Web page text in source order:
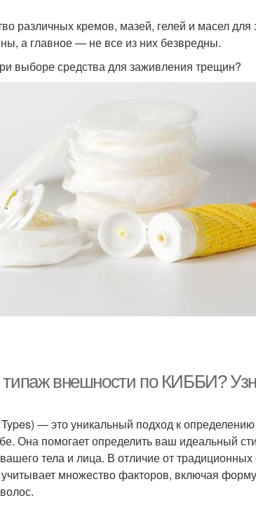
различных кремов, мазей, гелей и масел
а главное — не все из них безвредны.
выборе средства для заживления трещин?
внешности по КИББИ?
— это уникальный подход к
Она помогает определить ваш идеальный
тела и лица. В отличие от
множество факторов, включая